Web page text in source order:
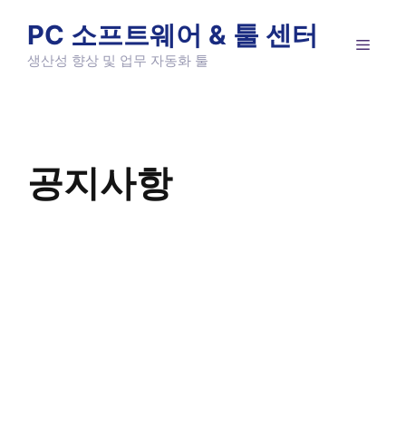
content
PC 소프트웨어 & 툴 센터
생산성 향상 및 업무 자동화 툴
공지사항